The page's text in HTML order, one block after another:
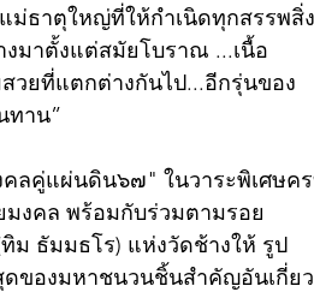
ม่ธาตุใหญ่ที่ให้กำเนิดทุกสรรพสิ่ง
มาตั้งแต่สมัยโบราณ ...เนื้อ
วยที่แตกต่างกันไป...อีกรุ่นของ
ทาน”
ลคู่แผ่นดิน๖๗" ในวาระพิเศษค
งคล พร้อมกับร่วมตามรอย
ม ธัมมธโร) แห่งวัดช้างให้ รูป
ของมหาชนวนชิ้นสำคัญอันเกี่ยว